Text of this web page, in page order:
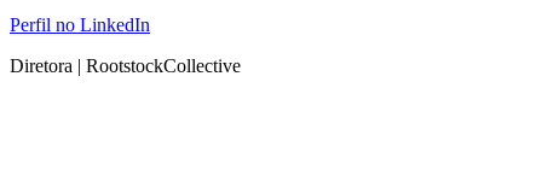
Perfil no LinkedIn
Diretora | RootstockCollective